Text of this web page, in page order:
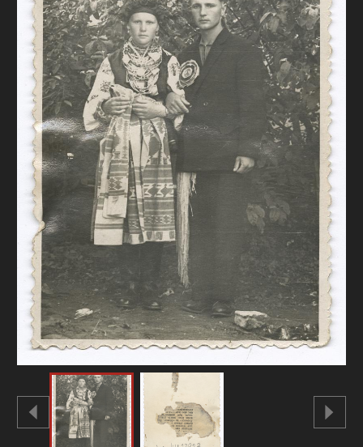
ОНЛАЙН-КРАМНИЦЯ
ПІДТРИМАТИ